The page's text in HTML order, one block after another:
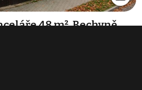
48 m², Bechyně